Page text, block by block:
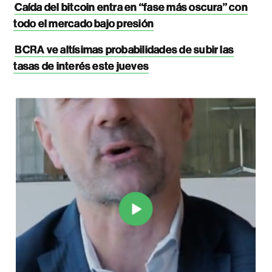
Caída del bitcoin entra en “fase más oscura” con
todo el mercado bajo presión
BCRA ve altísimas probabilidades de subir las
tasas de interés este jueves